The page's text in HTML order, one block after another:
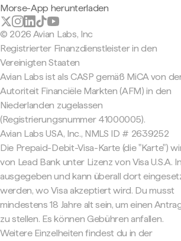
Morse-App herunterladen
© 2026 Avian Labs, Inc
Registrierter Finanzdienstleister in den
Vereinigten Staaten
Avian Labs ist als CASP gemäß MiCA von
Autoriteit Financiële Markten (AFM) in den
Niederlanden zugelassen
(Registrierungsnummer 41000005).
Avian Labs USA, Inc., NMLS ID # 2639252
Die Prepaid-Debit-Visa-Karte (die "Karte")
von Lead Bank unter Lizenz von Visa U.S.A.
ausgegeben und kann überall dort
werden, wo Visa akzeptiert wird. Du musst
mindestens 18 Jahre alt sein, um einen
zu stellen. Es können Gebühren anfallen.
Weitere Einzelheiten findest du in der